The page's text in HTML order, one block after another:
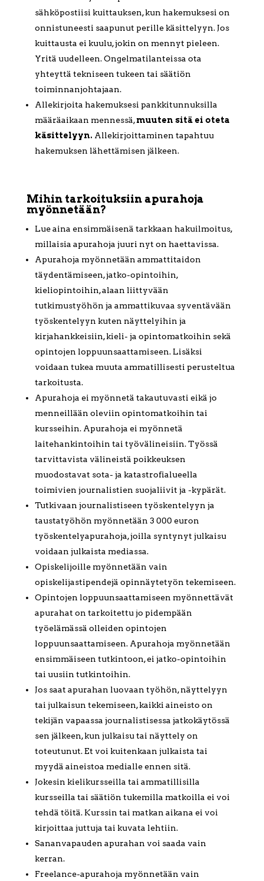
sähköpostiisi kuittauksen, kun hakemuksesi on
onnistuneesti saapunut perille käsittelyyn. Jos
kuittausta ei kuulu, jokin on mennyt pieleen.
Yritä uudelleen. Ongelmatilanteissa ota
yhteyttä tekniseen tukeen tai säätiön
toiminnanjohtajaan.
Allekirjoita hakemuksesi pankkitunnuksilla
määräaikaan mennessä,muuten sitä ei oteta
käsittelyyn. Allekirjoittaminen tapahtuu
hakemuksen lähettämisen jälkeen.
Mihin tarkoituksiin apurahoja
myönnetään?
Lue aina ensimmäisenä tarkkaan hakuilmoitus,
millaisia apurahoja juuri nyt on haettavissa.
Apurahoja myönnetään ammattitaidon
täydentämiseen, jatko-opintoihin,
kieliopintoihin, alaan liittyvään
tutkimustyöhön ja ammattikuvaa syventävään
työskentelyyn kuten näyttelyihin ja
kirjahankkeisiin, kieli- ja opintomatkoihin sekä
opintojen loppuunsaattamiseen. Lisäksi
voidaan tukea muuta ammatillisesti perusteltua
tarkoitusta.
Apurahoja ei myönnetä takautuvasti eikä jo
menneillään oleviin opintomatkoihin tai
kursseihin. Apurahoja ei myönnetä
laitehankintoihin tai työvälineisiin. Työssä
tarvittavista välineistä poikkeuksen
muodostavat sota- ja katastrofialueella
toimivien journalistien suojaliivit ja -kypärät.
Tutkivaan journalistiseen työskentelyyn ja
taustatyöhön myönnetään 3 000 euron
työskentelyapurahoja, joilla syntynyt julkaisu
voidaan julkaista mediassa.
Opiskelijoille myönnetään vain
opiskelijastipendejä opinnäytetyön tekemiseen.
Opintojen loppuunsaattamiseen myönnettävät
apurahat on tarkoitettu jo pidempään
työelämässä olleiden opintojen
loppuunsaattamiseen. Apurahoja myönnetään
ensimmäiseen tutkintoon, ei jatko-opintoihin
tai uusiin tutkintoihin.
Jos saat apurahan luovaan työhön, näyttelyyn
tai julkaisun tekemiseen, kaikki aineisto on
tekijän vapaassa journalistisessa jatkokäytössä
sen jälkeen, kun julkaisu tai näyttely on
toteutunut. Et voi kuitenkaan julkaista tai
myydä aineistoa medialle ennen sitä.
Jokesin kielikursseilla tai ammatillisilla
kursseilla tai säätiön tukemilla matkoilla ei voi
tehdä töitä. Kurssin tai matkan aikana ei voi
kirjoittaa juttuja tai kuvata lehtiin.
Sananvapauden apurahan voi saada vain
kerran.
Freelance-apurahoja myönnetään vain